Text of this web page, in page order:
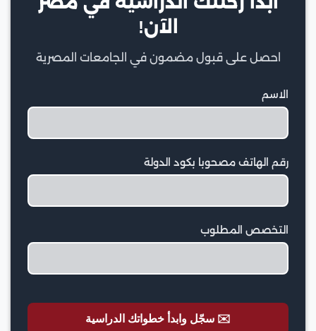
الآن!
احصل على قبول مضمون في الجامعات المصرية
الاسم
رقم الهاتف مصحوبا بكود الدولة
التخصص المطلوب
✉️ سجّل وابدأ خطواتك الدراسية